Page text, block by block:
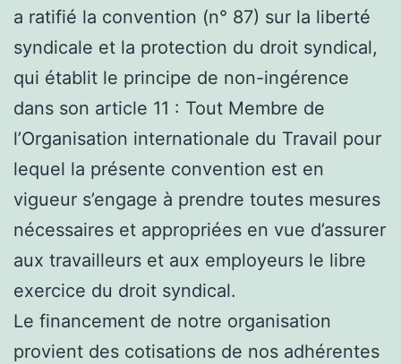
a ratifié la convention (n° 87) sur la liberté
syndicale et la protection du droit syndical,
qui établit le principe de non-ingérence
dans son article 11 : Tout Membre de
l’Organisation internationale du Travail pour
lequel la présente convention est en
vigueur s’engage à prendre toutes mesures
nécessaires et appropriées en vue d’assurer
aux travailleurs et aux employeurs le libre
exercice du droit syndical.
Le financement de notre organisation
provient des cotisations de nos adhérentes